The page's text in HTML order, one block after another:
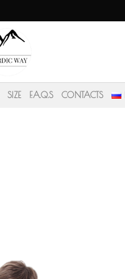
SIZE F.A.Q.S CONTACTS